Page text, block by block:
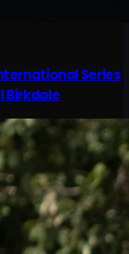
Series
Birkdale